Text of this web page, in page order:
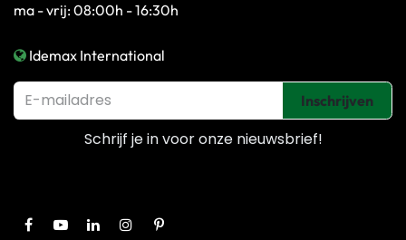
ma - vrij: 08:00h - 16:30h
Idemax International
Inschrijven
Schrijf je in voor onze nieuwsbrief!